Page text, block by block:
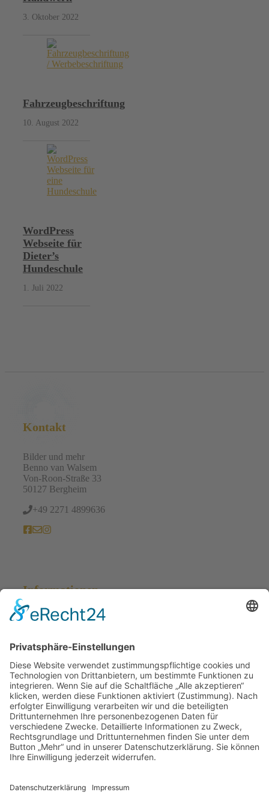
3. Oktober 2022
Fahrzeugbeschriftung
10. August 2022
WordPress
Webseite für
Dieter’s
Hundeschule
1. Juli 2022
Kontakt
Bilder und mehr
Benno van Walsem
Von-Roon-Straße 33
50127 Bergheim
+49 2271 4899636
Informationen
Impressum
Kontakt
Cookie Einstellungen
Blog
Fotografie
Fotografie:www.vanwalsem.de